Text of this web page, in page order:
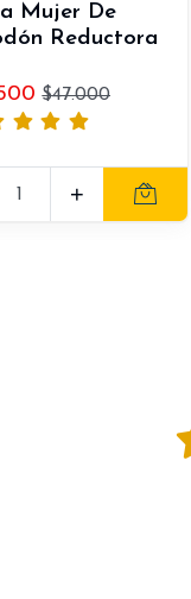
Mujer De
Reductora
$47.000
+